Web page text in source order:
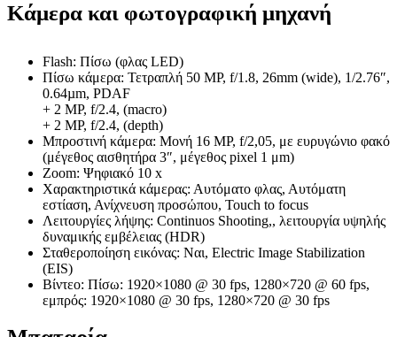
Κάμερα και φωτογραφική μηχανή
Flash: Πίσω (φλας LED)
Πίσω κάμερα: Τετραπλή 50 MP, f/1.8, 26mm (wide), 1/2.76″,
0.64µm, PDAF
+ 2 MP, f/2.4, (macro)
+ 2 MP, f/2.4, (depth)
Μπροστινή κάμερα: Μονή 16 MP, f/2,05, με ευρυγώνιο φακό
(μέγεθος αισθητήρα 3″, μέγεθος pixel 1 μm)
Zoom: Ψηφιακό 10 x
Χαρακτηριστικά κάμερας: Αυτόματο φλας, Αυτόματη
εστίαση, Ανίχνευση προσώπου, Touch to focus
Λειτουργίες λήψης: Continuos Shooting,, λειτουργία υψηλής
δυναμικής εμβέλειας (HDR)
Σταθεροποίηση εικόνας: Ναι, Electric Image Stabilization
(EIS)
Βίντεο: Πίσω: 1920×1080 @ 30 fps, 1280×720 @ 60 fps,
εμπρός: 1920×1080 @ 30 fps, 1280×720 @ 30 fps